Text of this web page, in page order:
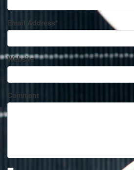
Email Address*
Website
Comment